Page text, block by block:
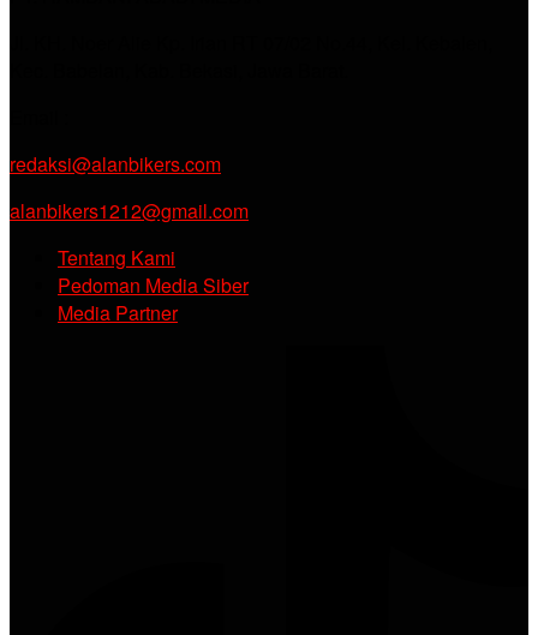
redaksi@alanbikers.com
alanbikers1212@gmail.com
Tentang Kami
Pedoman Media Siber
Media Partner